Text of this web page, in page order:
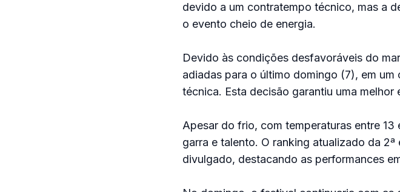
devido a um contratempo técnico, mas a
o evento cheio de energia.
Devido às condições desfavoráveis do
adiadas para o último domingo (7), em
técnica. Esta decisão garantiu uma
Apesar do frio, com temperaturas entre 13
garra e talento. O ranking atualizado da
divulgado, destacando as performances